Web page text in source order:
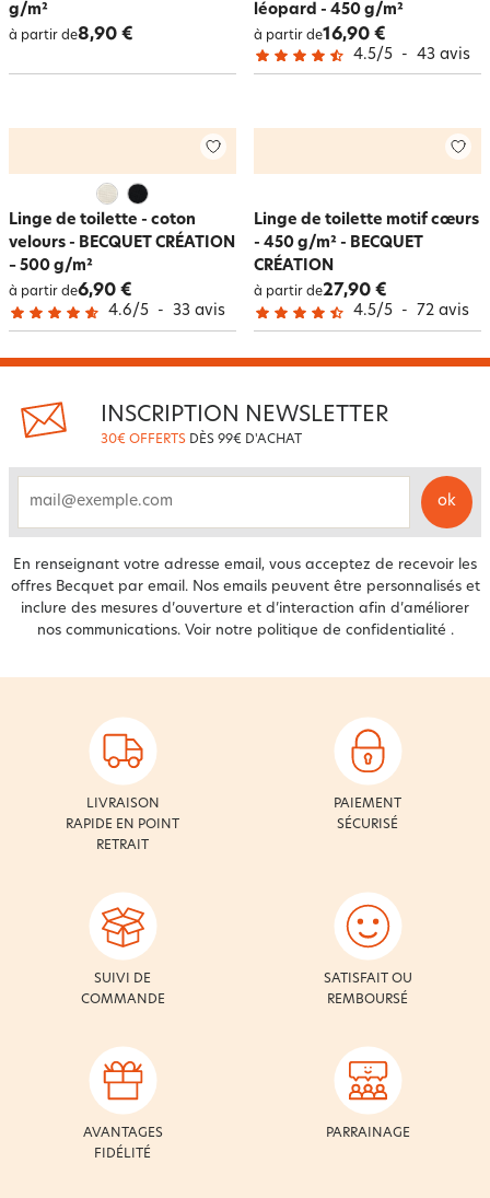
g/m²
à partir de8,90 €
léopard - 450 g/m²
à partir de16,90 €
4.5/5 - 43 avis
Linge de toilette - coton
velours - BECQUET CRÉATION
– 500 g/m²
à partir de6,90 €
4.6/5 - 33 avis
Linge de toilette motif cœurs
- 450 g/m² - BECQUET
CRÉATION
à partir de27,90 €
4.5/5 - 72 avis
INSCRIPTION NEWSLETTER
30€ OFFERTS DÈS 99€ D'ACHAT
ok
En renseignant votre adresse email, vous acceptez de recevoir les
offres Becquet par email. Nos emails peuvent être personnalisés et
inclure des mesures d’ouverture et d’interaction afin d’améliorer
nos communications. Voir notre politique de confidentialité .
LIVRAISON
RAPIDE EN POINT
RETRAIT
PAIEMENT
SÉCURISÉ
SUIVI DE
COMMANDE
SATISFAIT OU
REMBOURSÉ
AVANTAGES
FIDÉLITÉ
PARRAINAGE